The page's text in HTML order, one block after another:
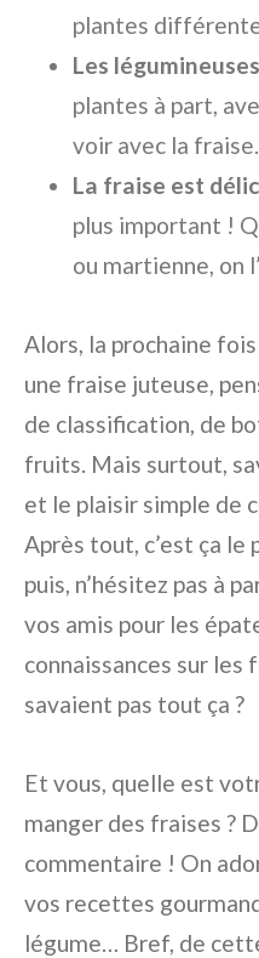
plantes
Les
plantes à part,
voir avec la fraise.
La fraise est
plus important !
ou martienne, on
Alors, la prochaine
une fraise juteuse,
de classification, de
fruits. Mais surtout,
et le plaisir simple de
Après tout, c’est ça le
puis, n’hésitez pas à
vos amis pour les
connaissances sur les
savaient pas tout ça ?
Et vous, quelle est
manger des fraises ?
commentaire ! On
vos recettes
légume… Bref, de